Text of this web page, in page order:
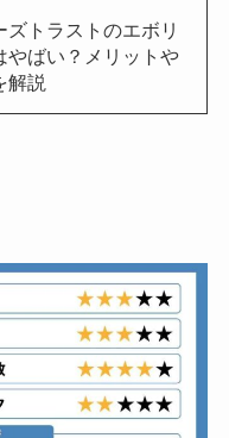
ズトラストのエボリ
やばい？メリットや
解説